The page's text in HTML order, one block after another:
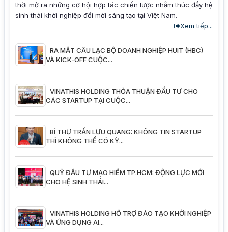
thời mở ra những cơ hội hợp tác chiến lược nhằm thúc đẩy hệ
sinh thái khởi nghiệp đổi mới sáng tạo tại Việt Nam.
Xem tiếp...
RA MẮT CÂU LẠC BỘ DOANH NGHIỆP HUIT (HBC)
VÀ KICK-OFF CUỘC...
VINATHIS HOLDING THỎA THUẬN ĐẦU TƯ CHO
CÁC STARTUP TẠI CUỘC...
BÍ THƯ TRẦN LƯU QUANG: KHÔNG TIN STARTUP
THÌ KHÔNG THỂ CÓ KỲ...
QUỸ ĐẦU TƯ MẠO HIỂM TP.HCM: ĐỘNG LỰC MỚI
CHO HỆ SINH THÁI...
VINATHIS HOLDING HỖ TRỢ ĐÀO TẠO KHỞI NGHIỆP
VÀ ỨNG DỤNG AI...